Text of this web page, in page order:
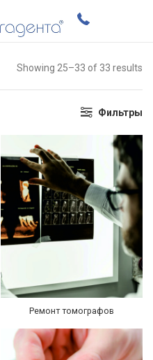
Showing 25–33 of 33 results
Фильтры
Ремонт томографов